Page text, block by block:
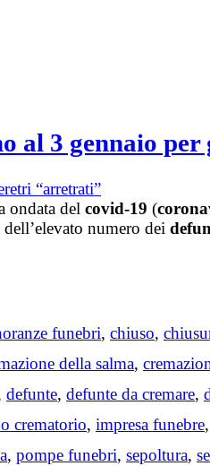
al 3 gennaio
ondata del covid-19 (
dell’elevato numero dei
funebri, chiuso,
della salma,
defunte, defunte da cremare,
crematorio, impresa funebre,
, pompe funebri, sepoltura,